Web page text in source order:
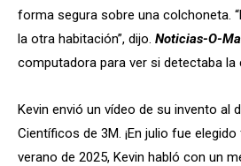
forma segura sobre una colchoneta.
la otra habitación”, dijo. Noticias-O-
computadora para ver si detectaba la
Kevin envió un vídeo de su invento al
Científicos de 3M. ¡En julio fue
verano de 2025, Kevin habló con un